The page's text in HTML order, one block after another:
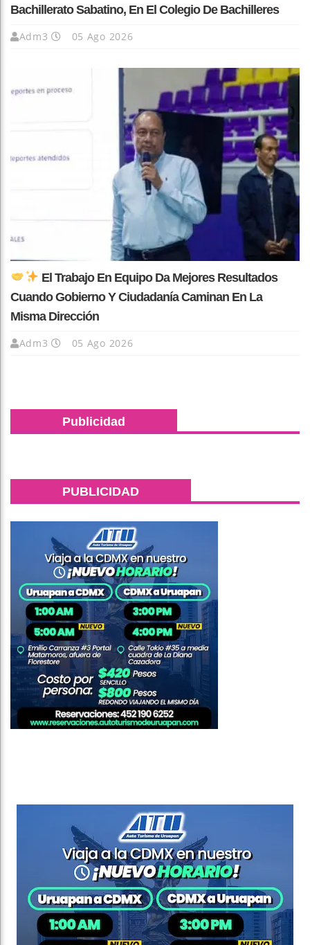
Bachillerato Sabatino, En El Colegio De Bachilleres
Adm3 05 Ago 2026
El Trabajo En Equipo Da Mejores Resultados
Cuando Gobierno Y Ciudadanía Caminan En La
Misma Dirección
Adm3 05 Ago 2026
Publicidad
PUBLICIDAD